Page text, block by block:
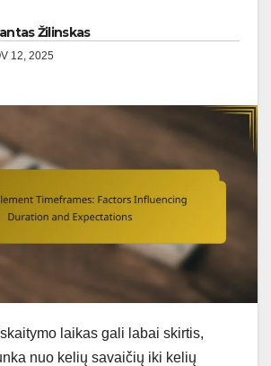
Žilinskas
12, 2025
laikas gali labai skirtis,
nuo kelių savaičių iki kelių